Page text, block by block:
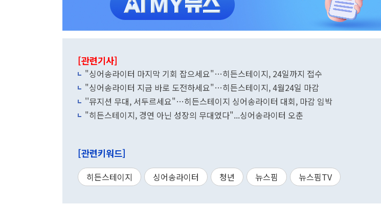
[관련기사]
"싱어송라이터 마지막 기회 잡으세요"…히든스테이지, 24일까지 접수
"싱어송라이터 지금 바로 도전하세요"…히든스테이지, 4월24일 마감
''뮤지션 무대, 서두르세요"…히든스테이지 싱어송라이터 대회, 마감 임박
"히든스테이지, 경연 아닌 성장의 무대였다"...싱어송라이터 오춘
[관련키워드]
히든스테이지 싱어송라이터 청년 뉴스핌 뉴스핌TV